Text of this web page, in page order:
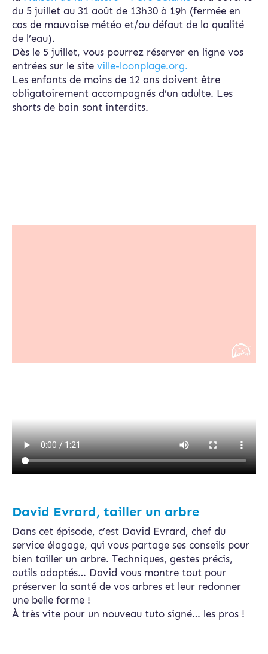
du 5 juillet au 31 août de 13h30 à 19h (fermée en
cas de mauvaise météo et/ou défaut de la qualité
de l’eau).
Dès le 5 juillet, vous pourrez réserver en ligne vos
entrées sur le site ville-loonplage.org.
Les enfants de moins de 12 ans doivent être
obligatoirement accompagnés d’un adulte. Les
shorts de bain sont interdits.
David Evrard, tailler un arbre
Dans cet épisode, c’est David Evrard, chef du
service élagage, qui vous partage ses conseils pour
bien tailler un arbre. Techniques, gestes précis,
outils adaptés… David vous montre tout pour
préserver la santé de vos arbres et leur redonner
une belle forme !
À très vite pour un nouveau tuto signé… les pros !